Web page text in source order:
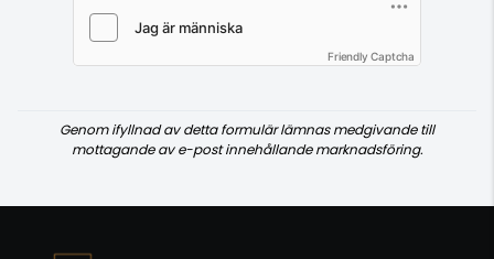
Friendly Captcha
Genom ifyllnad av detta formulär lämnas medgivande till
mottagande av e-post innehållande marknadsföring.